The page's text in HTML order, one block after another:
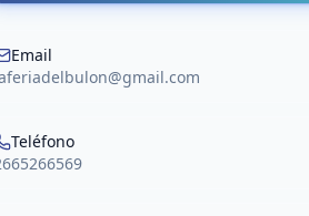
Email
Teléfono